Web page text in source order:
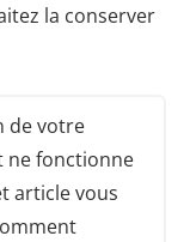
la conserver
de votre
ne fonctionne
article vous